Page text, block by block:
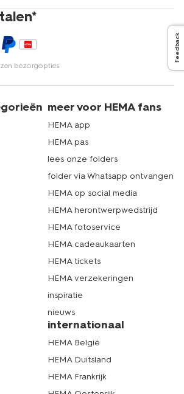
bezorgopties
meer voor HEMA fans
HEMA app
HEMA pas
lees onze folders
folder via Whatsapp ontvangen
HEMA op social media
HEMA herontwerpwedstrijd
HEMA fotoservice
HEMA cadeaukaarten
HEMA tickets
HEMA verzekeringen
inspiratie
nieuws
internationaal
HEMA België
HEMA Duitsland
HEMA Frankrijk
Feedback